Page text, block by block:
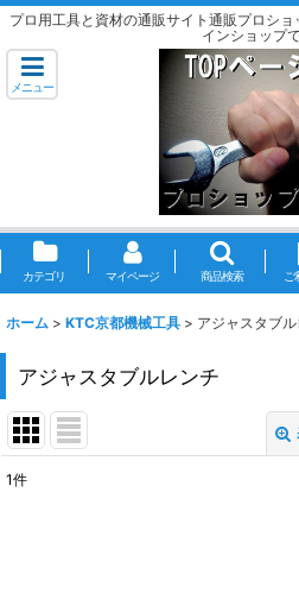
プロ用工具と資材の通販サイト通販プロシ
インショップで
メニュー
カテゴリ マイページ 商品検索 ご
ホーム > KTC京都機械工具 > アジャスタブ
アジャスタブルレンチ
1件